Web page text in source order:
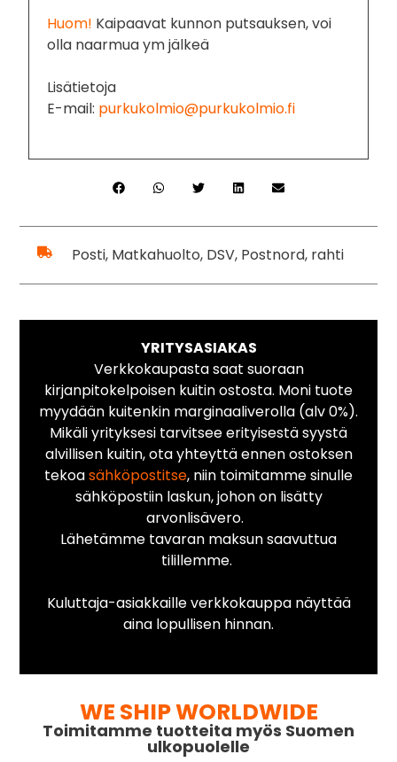
Huom! Kaipaavat kunnon putsauksen, voi
olla naarmua ym jälkeä
Lisätietoja
E-mail: purkukolmio@purkukolmio.fi
Posti, Matkahuolto, DSV, Postnord, rahti
YRITYSASIAKAS
Verkkokaupasta saat suoraan
kirjanpitokelpoisen kuitin ostosta. Moni tuote
myydään kuitenkin marginaaliverolla (alv 0%).
Mikäli yrityksesi tarvitsee erityisestä syystä
alvillisen kuitin, ota yhteyttä ennen ostoksen
tekoasähköpostitse, niin toimitamme sinulle
sähköpostiin laskun, johon on lisätty
arvonlisävero.
Lähetämme tavaran maksun saavuttua
tilillemme.
Kuluttaja-asiakkaille verkkokauppa näyttää
aina lopullisen hinnan.
WE SHIP WORLDWIDE
Toimitamme tuotteita myös Suomen
ulkopuolelle